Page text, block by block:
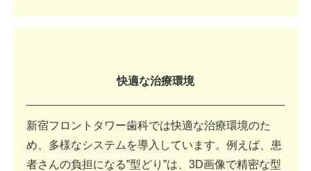
快適な治療環境
新宿フロントタワー歯科では快適な治療環境のた
め、多様なシステムを導入しています。例えば、患
者さんの負担になる”型どり”は、3D画像で精密な型